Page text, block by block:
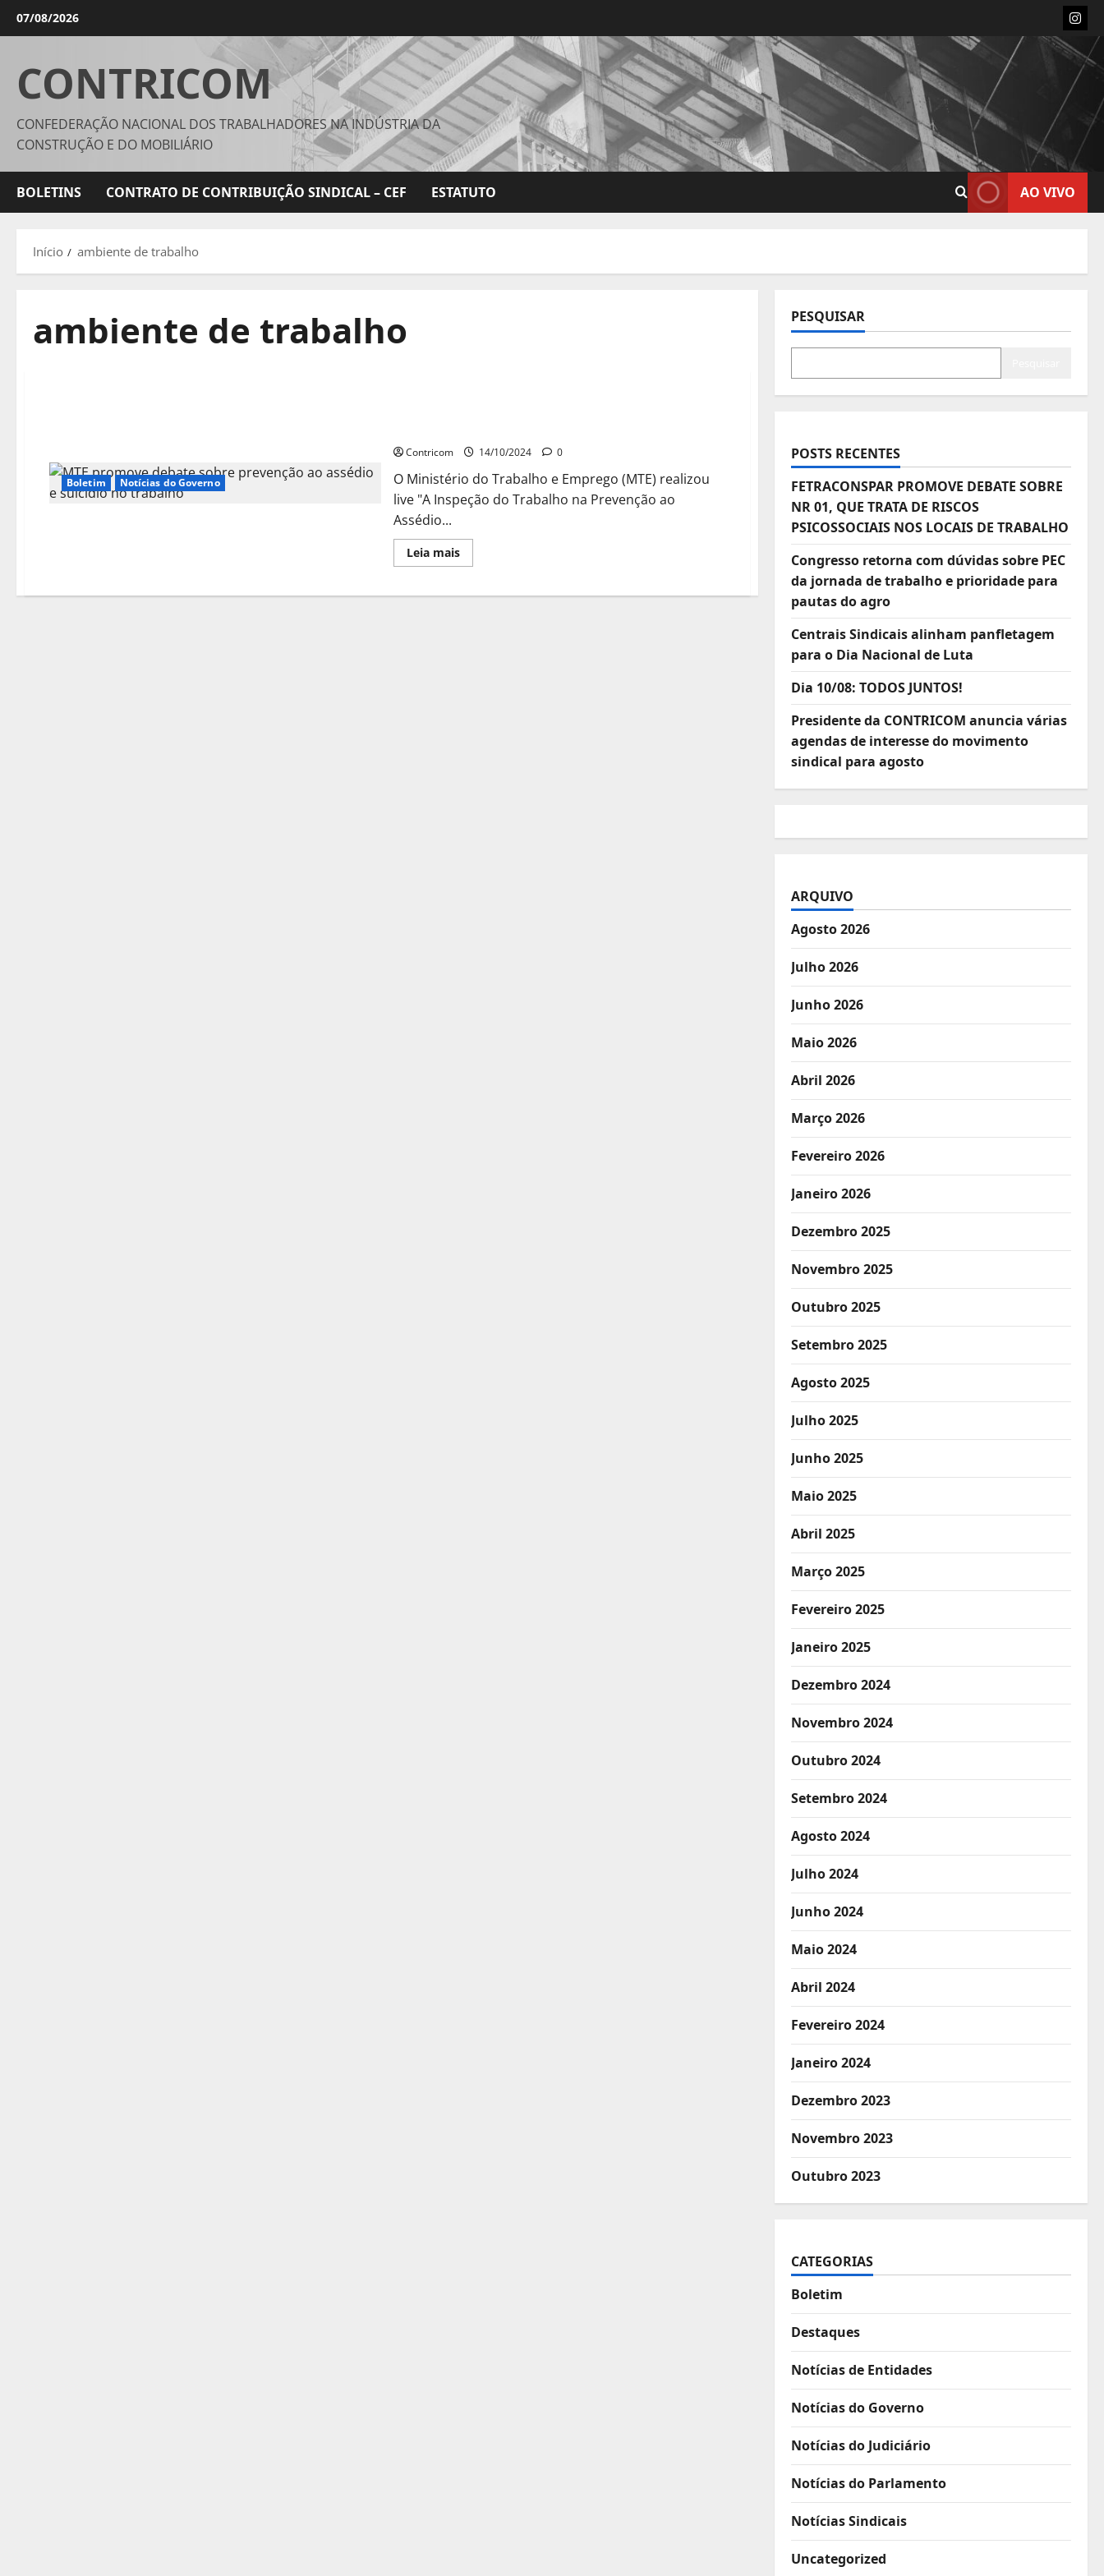
conteúdo
07/08/2026
CONTRICOM
CONFEDERAÇÃO NACIONAL DOS TRABALHADORES NA INDÚSTRIA DA
CONSTRUÇÃO E DO MOBILIÁRIO
BOLETINS CONTRATO DE CONTRIBUIÇÃO SINDICAL – CEF ESTATUTO AO VIVO
Início ambiente de trabalho
ambiente de trabalho
Boletim Notícias do Governo
Contricom 14/10/2024 0
O Ministério do Trabalho e Emprego (MTE) realizou
live "A Inspeção do Trabalho na Prevenção ao
Assédio...
Leia maisLeia
mais
promove
PESQUISAR
POSTS RECENTES
FETRACONSPAR PROMOVE DEBATE SOBRE
NR 01, QUE TRATA DE RISCOS
PSICOSSOCIAIS NOS LOCAIS DE TRABALHO
Congresso retorna com dúvidas sobre PEC
da jornada de trabalho e prioridade para
pautas do agro
Centrais Sindicais alinham panfletagem
para o Dia Nacional de Luta
Dia 10/08: TODOS JUNTOS!
Presidente da CONTRICOM anuncia várias
agendas de interesse do movimento
sindical para agosto
ARQUIVO
Agosto 2026
Julho 2026
Junho 2026
Maio 2026
Abril 2026
Março 2026
Fevereiro 2026
Janeiro 2026
Dezembro 2025
Novembro 2025
Outubro 2025
Setembro 2025
Agosto 2025
Julho 2025
Junho 2025
Maio 2025
Abril 2025
Março 2025
Fevereiro 2025
Janeiro 2025
Dezembro 2024
Novembro 2024
Outubro 2024
Setembro 2024
Agosto 2024
Julho 2024
Junho 2024
Maio 2024
Abril 2024
Fevereiro 2024
Janeiro 2024
Dezembro 2023
Novembro 2023
Outubro 2023
CATEGORIAS
Boletim
Destaques
Notícias de Entidades
Notícias do Governo
Notícias do Judiciário
Notícias do Parlamento
Notícias Sindicais
Uncategorized